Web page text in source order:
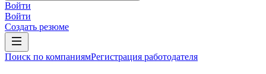
Войти
Войти
Создать резюме
Поиск по компаниямРегистрация работодателя